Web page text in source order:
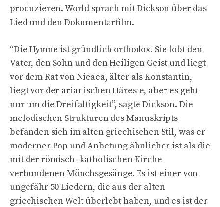
produzieren. World sprach mit Dickson über das
Lied und den Dokumentarfilm.
“Die Hymne ist gründlich orthodox. Sie lobt den
Vater, den Sohn und den Heiligen Geist und liegt
vor dem Rat von Nicaea, älter als Konstantin,
liegt vor der arianischen Häresie, aber es geht
nur um die Dreifaltigkeit”, sagte Dickson. Die
melodischen Strukturen des Manuskripts
befanden sich im alten griechischen Stil, was er
moderner Pop und Anbetung ähnlicher ist als die
mit der römisch -katholischen Kirche
verbundenen Mönchsgesänge. Es ist einer von
ungefähr 50 Liedern, die aus der alten
griechischen Welt überlebt haben, und es ist der